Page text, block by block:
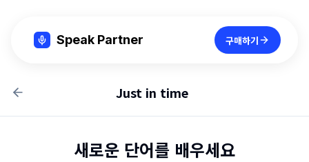
Speak Partner 구매하기
Just in time
새로운 단어를 배우세요